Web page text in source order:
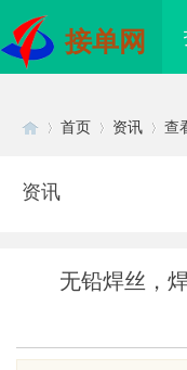
接单网
首页 资讯 查
资讯
无铅焊丝，